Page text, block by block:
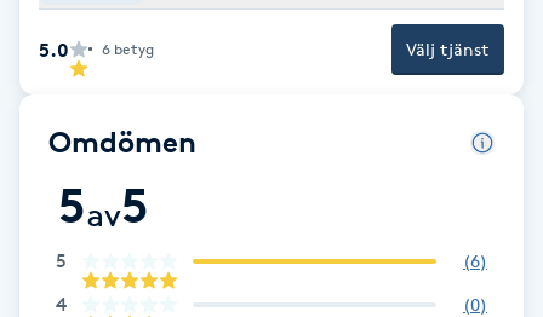
Blowout
Brynformning
Brynfärgning
5.0 6 betyg Välj tjänst
Omdömen
5av5
5 (6)
4 (0)